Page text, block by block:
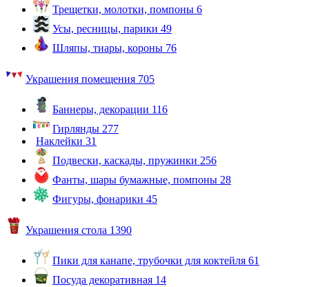
Трещетки, молотки, помпоны 6
Усы, ресницы, парики 49
Шляпы, тиары, короны 76
Украшения помещения 705
Баннеры, декорации 116
Гирлянды 277
Наклейки 31
Подвески, каскады, пружинки 256
Фанты, шары бумажные, помпоны 28
Фигуры, фонарики 45
Украшения стола 1390
Пики для канапе, трубочки для коктейля 61
Посуда декоративная 14